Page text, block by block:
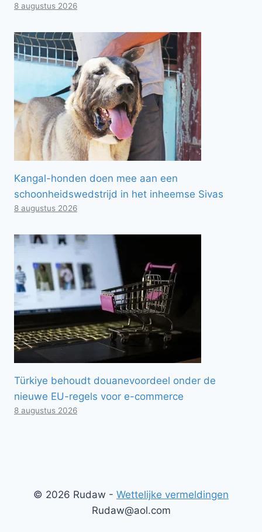
8 augustus 2026
Kangal-honden doen mee aan een
schoonheidswedstrijd in het inheemse Sivas
8 augustus 2026
Türkiye behoudt douanevoordeel onder de
nieuwe EU-regels voor e-commerce
8 augustus 2026
© 2026 Rudaw - Wettelijke vermeldingen
Rudaw@aol.com